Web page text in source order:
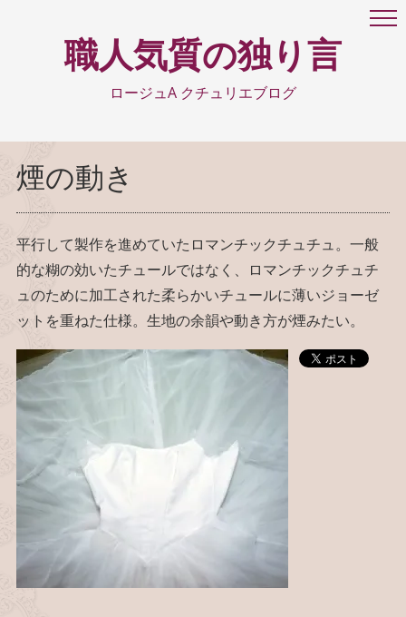
職人気質の独り言
ロージュA クチュリエブログ
煙の動き
平行して製作を進めていたロマンチックチュチュ。一般
的な糊の効いたチュールではなく、ロマンチックチュチ
ュのために加工された柔らかいチュールに薄いジョーゼ
ットを重ねた仕様。生地の余韻や動き方が煙みたい。